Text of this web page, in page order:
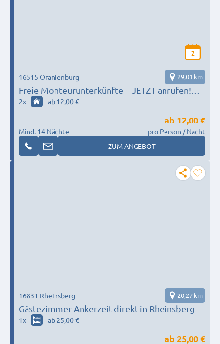
2
Freie Monteurunterkünfte – JETZT anrufen!
Polnisch möglich
16515 Oranienburg 29,01 km
2x ab 12,00 €
Mind. 14 Nächte
ab 12,00 €
pro Person / Nacht
ZUM ANGEBOT
Gästezimmer Ankerzeit direkt in Rheinsberg
16831 Rheinsberg 20,27 km
1x ab 25,00 €
ab 25,00 €